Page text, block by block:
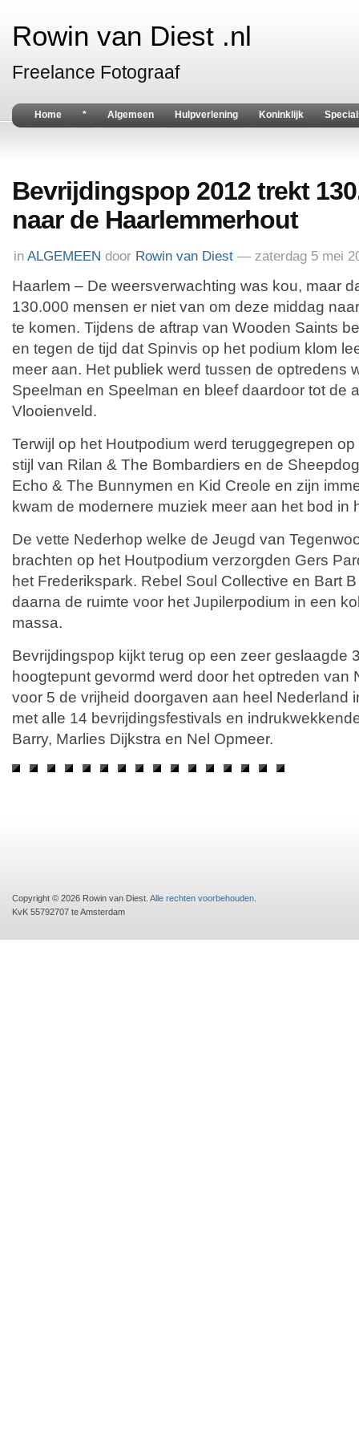
Rowin van Diest .nl
Freelance Fotograaf
Home * Algemeen Hulpverlening Koninklijk
Bevrijdingspop 2012 trekt
naar de Haarlemmerhout
in ALGEMEEN door Rowin van Diest — zaterdag 5 mei
Haarlem – De weersverwachting was kou, maar
130.000 mensen er niet van om deze middag
te komen. Tijdens de aftrap van Wooden Saints
en tegen de tijd dat Spinvis op het podium klom
meer aan. Het publiek werd tussen de optredens
Speelman en Speelman en bleef daardoor tot de
Vlooienveld.
Terwijl op het Houtpodium werd teruggegrepen
stijl van Rilan & The Bombardiers en de
Echo & The Bunnymen en Kid Creole en zijn
kwam de modernere muziek meer aan het bod in
De vette Nederhop welke de Jeugd van
brachten op het Houtpodium verzorgden Gers
het Frederikspark. Rebel Soul Collective en Bart
daarna de ruimte voor het Jupilerpodium in een
massa.
Bevrijdingspop kijkt terug op een zeer geslaagde
hoogtepunt gevormd werd door het optreden van
voor 5 de vrijheid doorgaven aan heel Nederland
met alle 14 bevrijdingsfestivals en
Barry, Marlies Dijkstra en Nel Opmeer.
Copyright © 2026 Rowin van Diest. Alle rechten voorbehouden
KvK 55792707 te Amsterdam